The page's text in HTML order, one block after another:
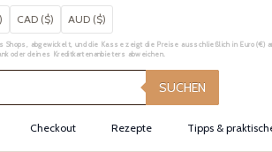
CAD ($) AUD ($)
Shops, abgewickelt, und die Kasse zeigt die Preise ausschließlich in Euro (€)
oder deines Kreditkartenanbieters abweichen.
SUCHEN
Checkout Rezepte Tipps &